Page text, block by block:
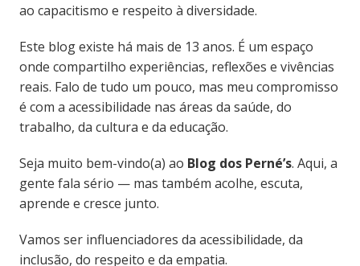
ao capacitismo e respeito à diversidade.
Este blog existe há mais de 13 anos. É um espaço
onde compartilho experiências, reflexões e vivências
reais. Falo de tudo um pouco, mas meu compromisso
é com a acessibilidade nas áreas da saúde, do
trabalho, da cultura e da educação.
Seja muito bem-vindo(a) ao Blog dos Perné’s. Aqui, a
gente fala sério — mas também acolhe, escuta,
aprende e cresce junto.
Vamos ser influenciadores da acessibilidade, da
inclusão, do respeito e da empatia.